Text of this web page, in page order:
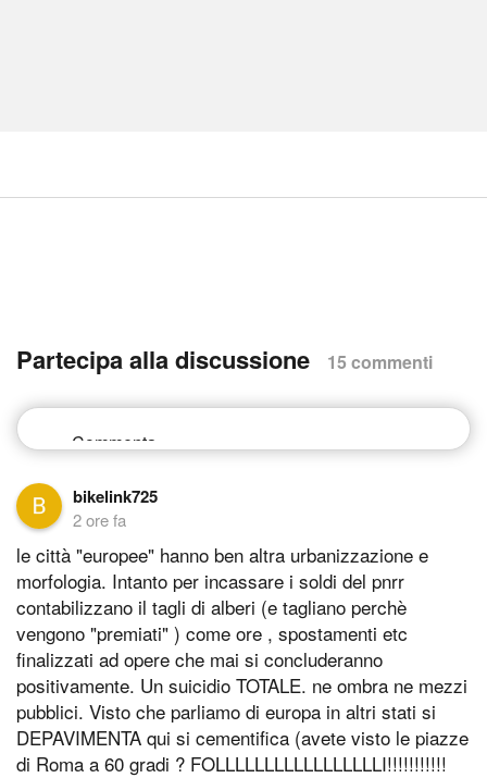
Partecipa alla discussione 15 commenti
bikelink725
2 ore fa
le città "europee" hanno ben altra urbanizzazione e
morfologia. Intanto per incassare i soldi del pnrr
contabilizzano il tagli di alberi (e tagliano perchè
vengono "premiati" ) come ore , spostamenti etc
finalizzati ad opere che mai si concluderanno
positivamente. Un suicidio TOTALE. ne ombra ne mezzi
pubblici. Visto che parliamo di europa in altri stati si
DEPAVIMENTA qui si cementifica (avete visto le piazze
di Roma a 60 gradi ? FOLLLLLLLLLLLLLLLLLI!!!!!!!!!!!